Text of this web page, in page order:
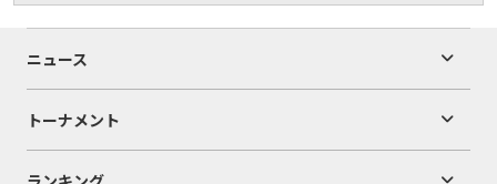
ニュース
トーナメント